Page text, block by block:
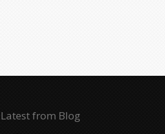
Latest from Blog